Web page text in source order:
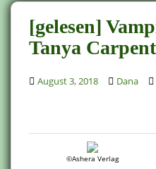
[gelesen]
Tanya
August 3, 2018 Dana
©Ashera Verlag